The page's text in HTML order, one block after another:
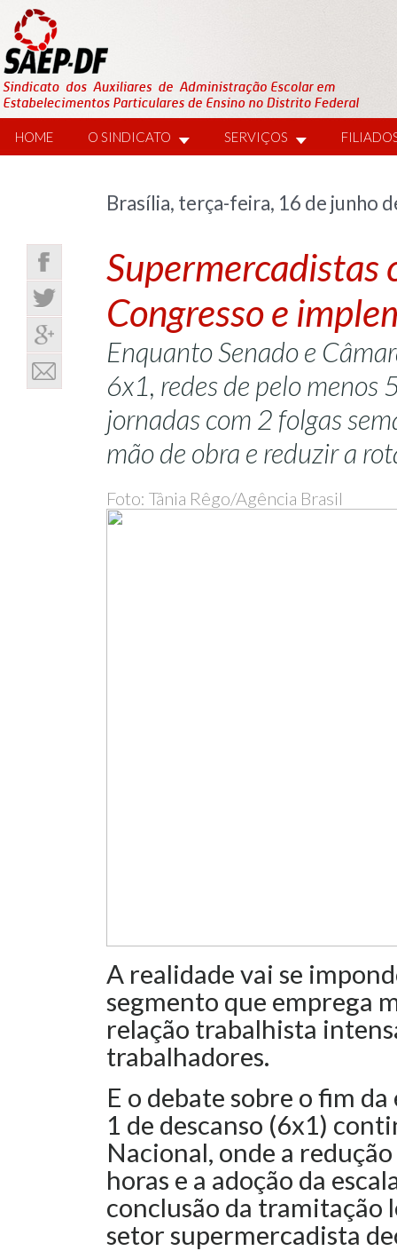
HOME O SINDICATO SERVIÇOS
Brasília, terça-feira, 16 de junho
Supermercadistas
Congresso e
Enquanto Senado e
6x1, redes de pelo menos
jornadas com 2 folgas
mão de obra e reduzir a
Foto: Tânia Rêgo/Agência Brasil
A realidade vai se
segmento que emprega
relação trabalhista
trabalhadores.
E o debate sobre o fim
1 de descanso (6x1)
Nacional, onde a
horas e a adoção da
conclusão da tramitação
setor supermercadista